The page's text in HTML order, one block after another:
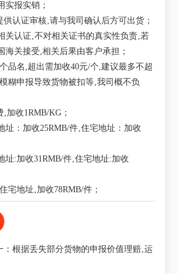
用实报实销；
认证审核‚请与我司确认后方可出货；
关认证‚不对相关证书的真实性负责‚若
海关接受,相关后果由客户承担；
品名,超出需加收40元/个,建议最多不超
糊申报导致货物被扣等‚我司概不负
加收1RMB/KG；
址：加收25RMB/件‚住宅地址：加收
址:加收31RMB/件‚住宅地址:加收
宅地址‚加收78RMB/件；
：根据丢失部分货物的申报价值理赔‚运